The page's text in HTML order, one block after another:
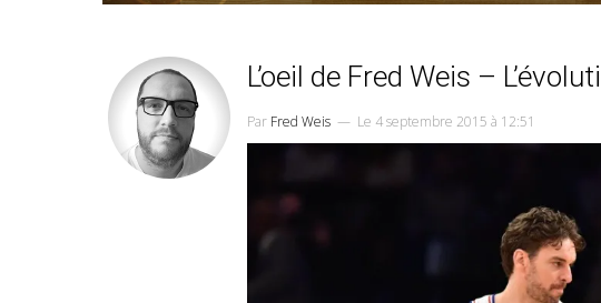
L’oeil de Fred Weis –
Par Fred Weis — Le 4 septembre 2015 à 12:51